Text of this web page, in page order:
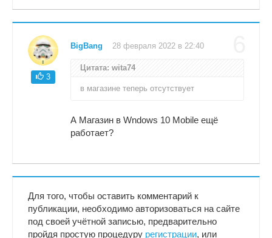
3
BigBang 28 февраля 2022 в 22:40
Цитата: wita74
в магазине теперь отсутствует
А Магазин в Wndows 10 Mobile ещё
работает?
Для того, чтобы оставить комментарий к
публикации, необходимо авторизоваться на сайте
под своей учётной записью, предварительно
пройдя простую процедуру регистрации, или